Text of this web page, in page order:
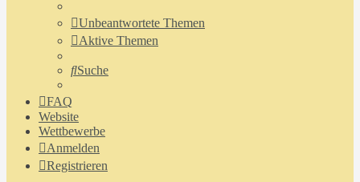
Unbeantwortete Themen
Aktive Themen
Suche
FAQ
Website
Wettbewerbe
Anmelden
Registrieren